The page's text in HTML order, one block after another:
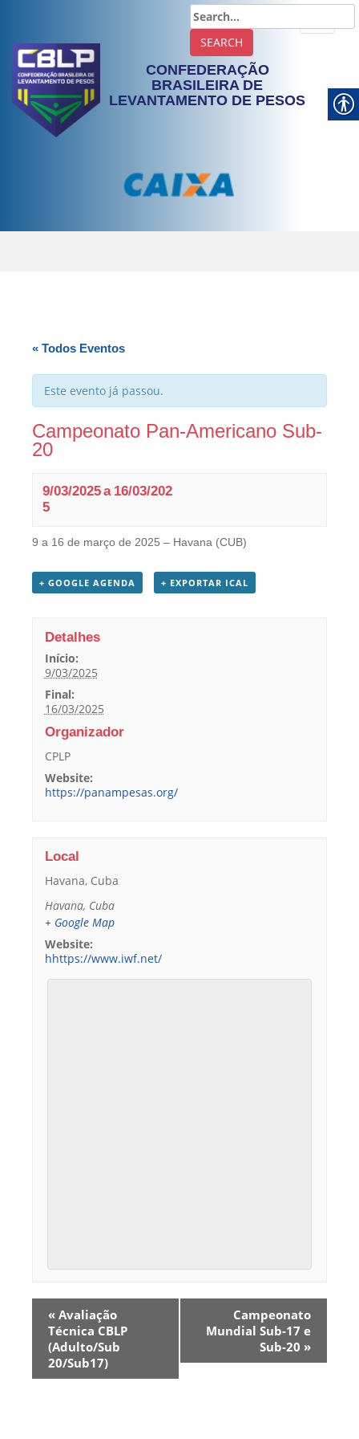
CONFEDERAÇÃO
BRASILEIRA DE
LEVANTAMENTO DE PESOS
« Todos Eventos
Este evento já passou.
Campeonato Pan-Americano Sub-
20
9/03/2025a 16/03/202
5
9 a 16 de março de 2025 – Havana (CUB)
+ GOOGLE AGENDA + EXPORTAR ICAL
Detalhes
Início:
9/03/2025
Final:
16/03/2025
Organizador
CPLP
Website:
https://panampesas.org/
Local
Havana, Cuba
Havana, Cuba
+ Google Map
Website:
hhttps://www.iwf.net/
t
« Avaliação
Técnica CBLP
(Adulto/Sub
20/Sub17)
Campeonato
Mundial Sub-17 e
Sub-20 »